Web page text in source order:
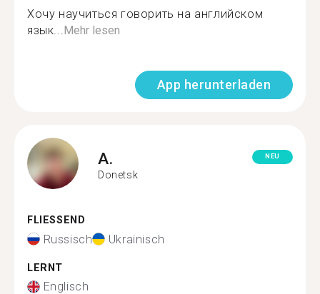
Хочу научиться говорить на английском
язык...Mehr lesen
App herunterladen
A.
Donetsk
NEU
FLIESSEND
Russisch Ukrainisch
LERNT
Englisch